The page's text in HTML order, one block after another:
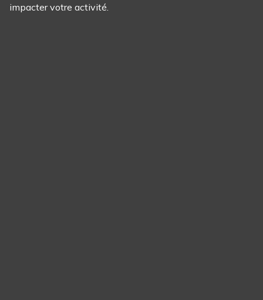
impacter votre activité.